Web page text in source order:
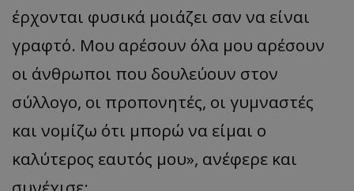
έρχονται φυσικά μοιάζει σαν να είναι
γραφτό. Μου αρέσουν όλα μου αρέσουν
οι άνθρωποι που δουλεύουν στον
σύλλογο, οι προπονητές, οι γυμναστές
και νομίζω ότι μπορώ να είμαι ο
καλύτερος εαυτός μου», ανέφερε και